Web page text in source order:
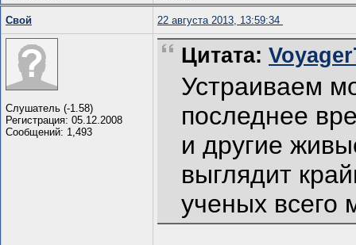
Свой 22 августа 2013, 13:59:34
Слушатель (-1.58)
Регистрация: 05.12.2008
Сообщений: 1,493
Цитата:
Устраиваем
последнее
и другие
выглядит
ученых всего